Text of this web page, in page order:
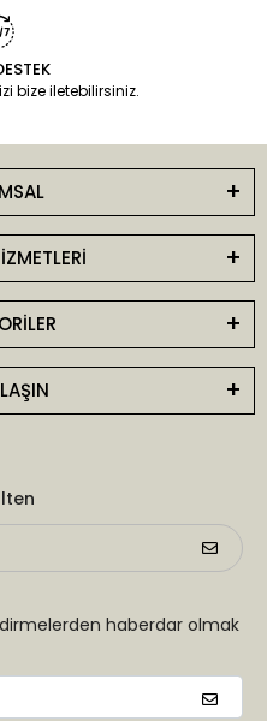
bize iletebilirsiniz.
haberdar olmak